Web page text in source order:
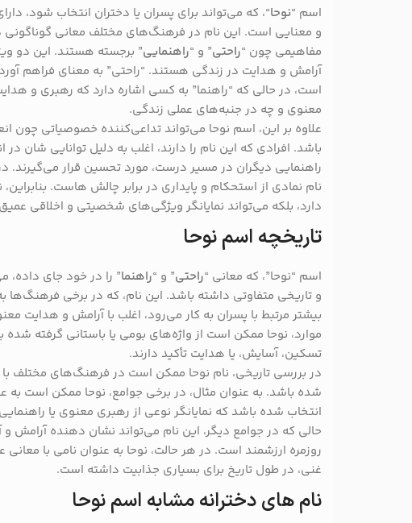
اسم “نوحا“، که می‌تواند برای پسران یا دختران انتخاب شود،
و معنایی است. این نام در فرهنگ‌های مختلف معانی گوناگونی
مفاهیمی چون “راحتی” و “راهنمایی” برجسته هستند. این دو
آرامش و هدایت در زندگی هستند. “راحتی” به معنای فراهم
است، در حالی که “راهنما” به کسی اشاره دارد که رهبری و
معنوی و چه در جنبه‌های عملی زندگی.
علاوه بر این، اسم نوحا می‌تواند تداعی‌کننده خصوصیاتی
باشد. افرادی که این نام را دارند، اغلب به دلیل توانایی‌ شان
راهنمایی دیگران در مسیر درست، مورد تحسین قرار می‌گیرند.
نام نمادی از استحکام و پایداری در برابر چالش‌ هاست.
دارد، بلکه می‌تواند نمایانگر ویژگی‌های شخصیتی و اخلاقی
تاریخچه اسم نوحا
اسم “نوحا”، که معانی “راحتی” و “راهنما” را در خود جای
و تاریخی متفاوتی داشته باشد. این نام، که در برخی فرهنگ‌ها
بیشتر مرتبط با پسران به کار می‌رود، اغلب با آرامش و هدایت
موارد، نوحا ممکن است از واژه‌های بومی یا باستانی گرفته
تسکین، آسایش، یا هدایت تأکید دارند.
در بررسی تاریخی، نام نوحا ممکن است در فرهنگ‌های مختلف با
شده باشد. به عنوان مثال، در برخی جوامع، نوحا ممکن است به
انتخاب شده باشد که نمایانگر نوعی از رهبری معنوی یا
حالی که در جوامع دیگر، این نام می‌تواند نشان‌ دهنده آرامش
روزمره ارزشمند است. در هر حالت، نوحا به عنوان نامی با
غنی، در طول تاریخ برای بسیاری جذابیت داشته است.
نام های دخترانه مشابه اسم نوحا